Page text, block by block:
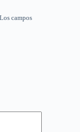
Los campos